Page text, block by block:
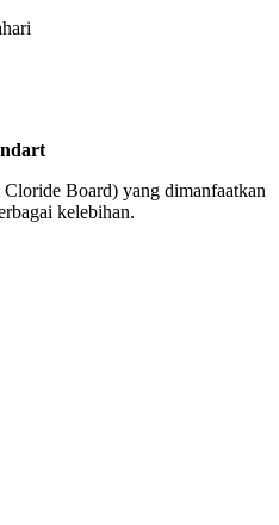
Board) yang dimanfaatkan
kelebihan.